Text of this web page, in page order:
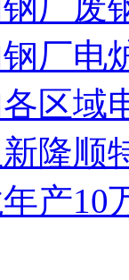
厂电
区域
隆顺
产10